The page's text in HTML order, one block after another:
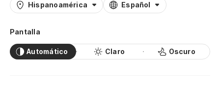
Hispanoamérica Español
Pantalla
Automático Claro Oscuro